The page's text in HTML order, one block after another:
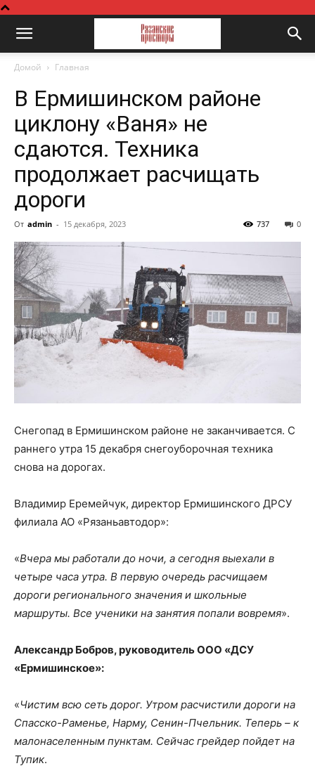
Домой Главная
В Ермишинском районе
циклону «Ваня» не
сдаются. Техника
продолжает расчищать
дороги
От admin - 15 декабря, 2023 0
737
Снегопад в Ермишинском районе не заканчивается. С
раннего утра 15 декабря снегоуборочная техника
снова на дорогах.
Владимир Еремейчук, директор Ермишинского ДРСУ
филиала АО «Рязаньавтодор»:
«Вчера мы работали до ночи, а сегодня выехали в
четыре часа утра. В первую очередь расчищаем
дороги регионального значения и школьные
маршруты. Все ученики на занятия попали вовремя».
Александр Бобров, руководитель ООО «ДСУ
«Ермишинское»:
«Чистим всю сеть дорог. Утром расчистили дороги на
Спасско-Раменье, Нарму, Сенин-Пчельник. Теперь – к
малонаселенным пунктам. Сейчас грейдер пойдет на
Тупик.